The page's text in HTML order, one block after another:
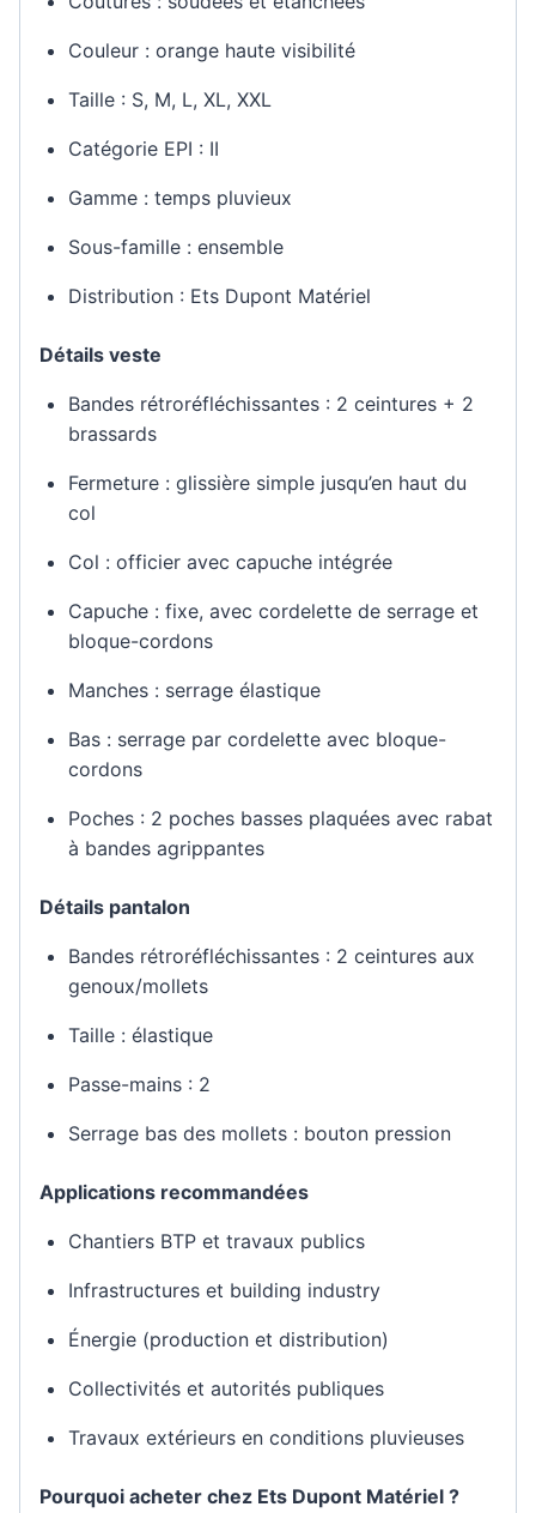
Couleur : orange haute visibilité
Taille : S, M, L, XL, XXL
Catégorie EPI : II
Gamme : temps pluvieux
Sous-famille : ensemble
Distribution : Ets Dupont Matériel
Détails veste
Bandes rétroréfléchissantes : 2 ceintures + 2
brassards
Fermeture : glissière simple jusqu’en haut du
col
Col : officier avec capuche intégrée
Capuche : fixe, avec cordelette de serrage et
bloque-cordons
Manches : serrage élastique
Bas : serrage par cordelette avec bloque-
cordons
Poches : 2 poches basses plaquées avec rabat
à bandes agrippantes
Détails pantalon
Bandes rétroréfléchissantes : 2 ceintures aux
genoux/mollets
Taille : élastique
Passe-mains : 2
Serrage bas des mollets : bouton pression
Applications recommandées
Chantiers BTP et travaux publics
Infrastructures et building industry
Énergie (production et distribution)
Collectivités et autorités publiques
Travaux extérieurs en conditions pluvieuses
Pourquoi acheter chez Ets Dupont Matériel ?